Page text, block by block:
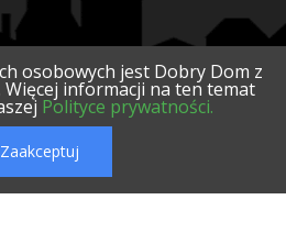
SERWISY POLECANE FIRMY
WSZELKIE PRAWA ZASTRZEŻONE.
osobowych jest Dobry Dom z
Więcej informacji na ten temat
Polityce prywatności.
Zaakceptuj